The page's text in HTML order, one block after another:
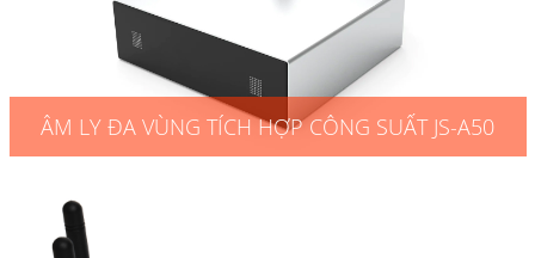
ÂM LY ĐA VÙNG TÍCH HỢP CÔNG SUẤT JS-A50